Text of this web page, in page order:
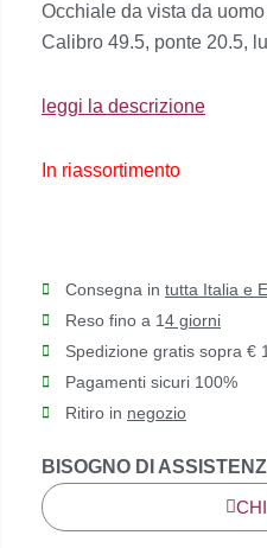
originale
era:
è:
Occhiale da vista da
Calibro 49.5, ponte 20.5,
leggi la descrizione
In riassortimento
Consegna in tutta Italia e
Reso fino a 14 giorni
Spedizione gratis sopra €
Pagamenti sicuri 100%
Ritiro in negozio
BISOGNO DI